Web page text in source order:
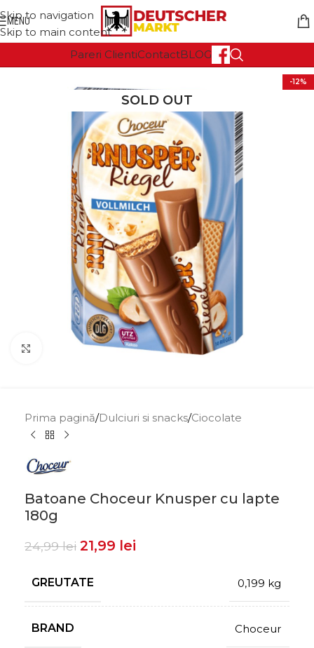
Skip to navigation
Skip to main content
MENU
Pareri ClientiContactBLOG
-12%
SOLD OUT
Click to enlarge
Prima pagină/Dulciuri si snacks/Ciocolate
Batoane Choceur Knusper cu lapte
180g
24,99lei 21,99 lei
GREUTATE 0,199 kg
BRAND Choceur